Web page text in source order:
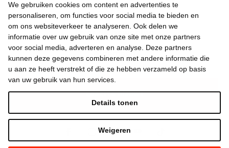
We gebruiken cookies om content en advertenties te
personaliseren, om functies voor social media te bieden en
om ons websiteverkeer te analyseren. Ook delen we
informatie over uw gebruik van onze site met onze partners
voor social media, adverteren en analyse. Deze partners
kunnen deze gegevens combineren met andere informatie die
u aan ze heeft verstrekt of die ze hebben verzameld op basis
van uw gebruik van hun services.
Weigeren
Details tonen
Snel
Over de beweging
Algemeen
Laatste nieuws